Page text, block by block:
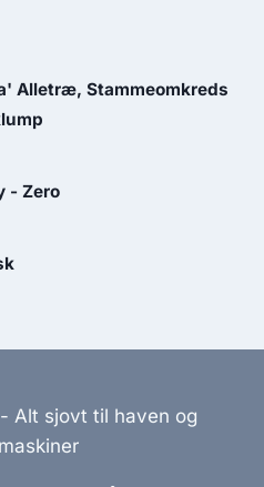
29.95 kr..
Alletræ, Stammeomkreds
- Zero
Alt sjovt til haven og